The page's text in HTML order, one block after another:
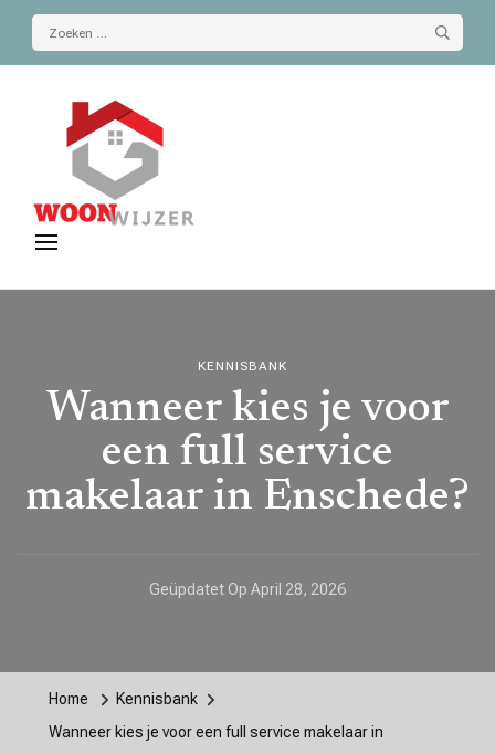
Zoeken
naar:
De-woonwijzer.nl
| Lees alles op het gebied van wonen
KENNISBANK
Wanneer kies je voor
een full service
makelaar in Enschede?
Geüpdatet Op April 28, 2026
Home
Kennisbank
Wanneer kies je voor een full service makelaar in